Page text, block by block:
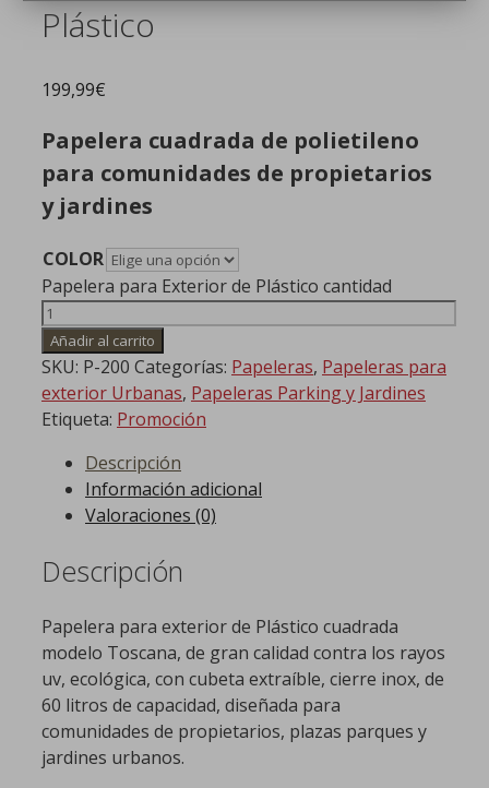
Plástico
199,99€
Papelera cuadrada de polietileno
para comunidades de propietarios
y jardines
COLOR
Papelera para Exterior de Plástico cantidad
Añadir al carrito
SKU: P-200 Categorías: Papeleras, Papeleras para
exterior Urbanas, Papeleras Parking y Jardines
Etiqueta: Promoción
Descripción
Información adicional
Valoraciones (0)
Descripción
Papelera para exterior de Plástico cuadrada
modelo Toscana, de gran calidad contra los rayos
uv, ecológica, con cubeta extraíble, cierre inox, de
60 litros de capacidad, diseñada para
comunidades de propietarios, plazas parques y
jardines urbanos.